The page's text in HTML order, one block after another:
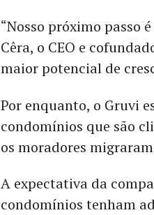
“Nosso próximo passo
Cêra, o CEO e
maior potencial de
Por enquanto, o Gruvi
condomínios que são
os moradores
A expectativa da
condomínios tenham